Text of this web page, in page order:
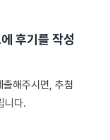
후기를 작성
해주시면, 추첨
니다.